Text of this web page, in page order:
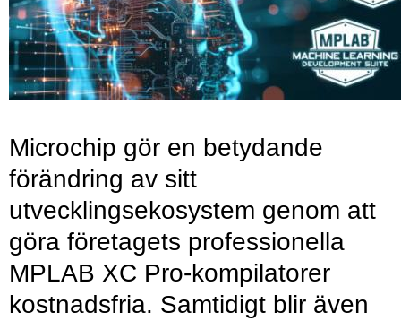
Microchip gör en betydande
förändring av sitt
utvecklingsekosystem genom att
göra företagets professionella
MPLAB XC Pro-kompilatorer
kostnadsfria. Samtidigt blir även